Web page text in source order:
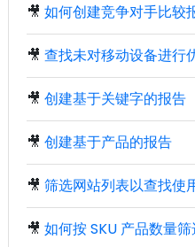
🎥 如何创建竞争对手比较
🎥 查找未对移动设备进行
🎥 创建基于关键字的报告
🎥 创建基于产品的报告
🎥 筛选网站列表以查找使
🎥 如何按 SKU 产品数量